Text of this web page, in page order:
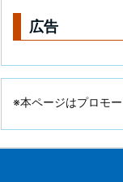
広告
※本ページはプロモ